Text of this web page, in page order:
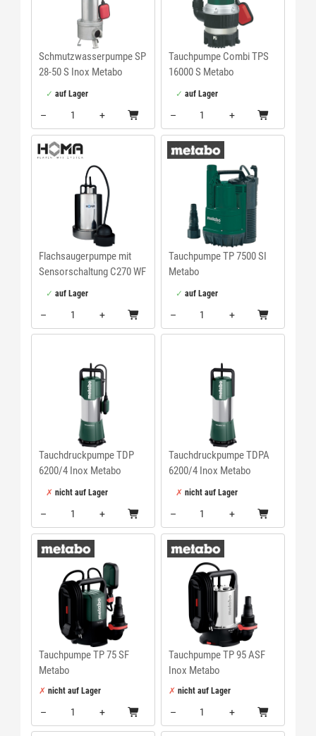
Schmutzwasserpumpe SP
28-50 S Inox Metabo
auf Lager
–
+
Menge: 1
Tauchpumpe Combi TPS
16000 S Metabo
auf Lager
–
+
Menge: 1
Flachsaugerpumpe mit
Sensorschaltung C270 WF
Sensoflat
auf Lager
–
+
Menge: 1
Tauchpumpe TP 7500 SI
Metabo
auf Lager
–
+
Menge: 1
Tauchdruckpumpe TDP
6200/4 Inox Metabo
nicht auf Lager
–
+
Menge: 1
Tauchdruckpumpe TDPA
6200/4 Inox Metabo
nicht auf Lager
–
+
Menge: 1
Tauchpumpe TP 75 SF
Metabo
nicht auf Lager
–
+
Menge: 1
Tauchpumpe TP 95 ASF
Inox Metabo
nicht auf Lager
–
+
Menge: 1